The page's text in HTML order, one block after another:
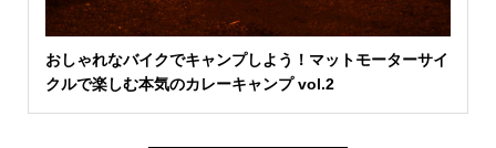
おしゃれなバイクでキャンプしよう！マットモーターサイ
クルで楽しむ本気のカレーキャンプ vol.2